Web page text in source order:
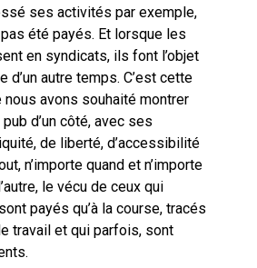
ses activités par exemple,
pas été payés. Et lorsque les
en syndicats, ils font l’objet
d’un autre temps. C’est cette
nous avons souhaité montrer
d’un côté, avec ses
de liberté, d’accessibilité
n’importe quand et n’importe
le vécu de ceux qui
payés qu’à la course, tracés
travail et qui parfois, sont